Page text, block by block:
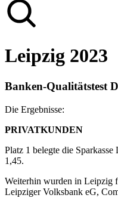
Leipzig 2023
Banken-Qualitätstest
Die Ergebnisse:
PRIVATKUNDEN
Platz 1 belegte die
1,45.
Weiterhin wurden in Leipzig
Leipziger Volksbank eG,